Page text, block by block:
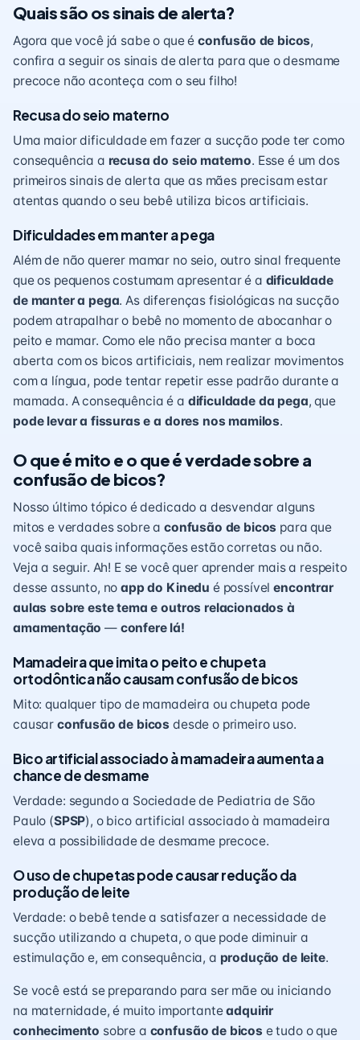
Quais são os sinais de alerta?
Agora que você já sabe o que éconfusão de bicos,
confira a seguir os sinais de alerta para que o desmame
precoce não aconteça com o seu filho!
Recusa do seio materno
Uma maior dificuldade em fazer a sucção pode ter como
consequência a recusa do seio materno. Esse é um dos
primeiros sinais de alerta que as mães precisam estar
atentas quando o seu bebê utiliza bicos artificiais.
Dificuldades em manter a pega
Além de não querer mamar no seio, outro sinal frequente
que os pequenos costumam apresentar é a dificuldade
de manter a pega. As diferenças fisiológicas na sucção
podem atrapalhar o bebê no momento de abocanhar o
peito e mamar. Como ele não precisa manter a boca
aberta com os bicos artificiais, nem realizar movimentos
com a língua, pode tentar repetir esse padrão durante a
mamada. A consequência é a dificuldade da pega, que
pode levar a fissuras e a dores nos mamilos.
O que é mito e o que é verdade sobre a
confusão de bicos?
Nosso último tópico é dedicado a desvendar alguns
mitos e verdades sobre a confusão de bicos para que
você saiba quais informações estão corretas ou não.
Veja a seguir. Ah! E se você quer aprender mais a respeito
desse assunto, noapp do Kinedu é possívelencontrar
aulas sobre este tema e outros relacionados à
amamentação —confere lá!
Mamadeira que imita o peito e chupeta
ortodôntica não causam confusão de bicos
Mito: qualquer tipo de mamadeira ou chupeta pode
causar confusão de bicos desde o primeiro uso.
Bico artificial associado à mamadeira aumenta a
chance de desmame
Verdade: segundo a Sociedade de Pediatria de São
Paulo (SPSP), o bico artificial associado à mamadeira
eleva a possibilidade de desmame precoce.
O uso de chupetas pode causar redução da
produção de leite
Verdade: o bebê tende a satisfazer a necessidade de
sucção utilizando a chupeta, o que pode diminuir a
estimulação e, em consequência, a produção de leite.
Se você está se preparando para ser mãe ou iniciando
na maternidade, é muito importanteadquirir
conhecimento sobre a confusão de bicos e tudo o que